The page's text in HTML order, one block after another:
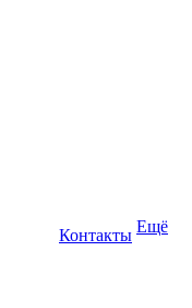
Контакты Ещё